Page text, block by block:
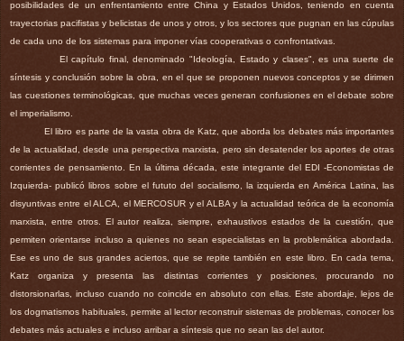
posibilidades de un enfrentamiento entre China y Estados Unidos, teniendo en cuenta
trayectorias pacifistas y belicistas de unos y otros, y los sectores que pugnan en las cúpulas
de cada uno de los sistemas para imponer vías cooperativas o confrontativas.
El capítulo final, denominado "Ideología, Estado y clases", es una suerte de
síntesis y conclusión sobre la obra, en el que se proponen nuevos conceptos y se dirimen
las cuestiones terminológicas, que muchas veces generan confusiones en el debate sobre
el imperialismo.
El libro es parte de la vasta obra de Katz, que aborda los debates más importantes
de la actualidad, desde una perspectiva marxista, pero sin desatender los aportes de otras
corrientes de pensamiento. En la última década, este integrante del EDI -Economistas de
Izquierda- publicó libros sobre el fututo del socialismo, la izquierda en América Latina, las
disyuntivas entre el ALCA, el MERCOSUR y el ALBA y la actualidad teórica de la economía
marxista, entre otros. El autor realiza, siempre, exhaustivos estados de la cuestión, que
permiten orientarse incluso a quienes no sean especialistas en la problemática abordada.
Ese es uno de sus grandes aciertos, que se repite también en este libro. En cada tema,
Katz organiza y presenta las distintas corrientes y posiciones, procurando no
distorsionarlas, incluso cuando no coincide en absoluto con ellas. Este abordaje, lejos de
los dogmatismos habituales, permite al lector reconstruir sistemas de problemas, conocer los
debates más actuales e incluso arribar a síntesis que no sean las del autor.